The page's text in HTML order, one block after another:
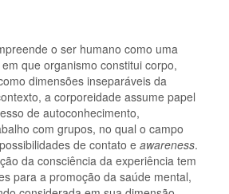
o ser humano como uma
que organismo constitui corpo,
dimensões inseparáveis da
a corporeidade assume papel
de autoconhecimento,
com grupos, no qual o campo
de contato e awareness.
da consciência da experiência tem
para a promoção da saúde mental,